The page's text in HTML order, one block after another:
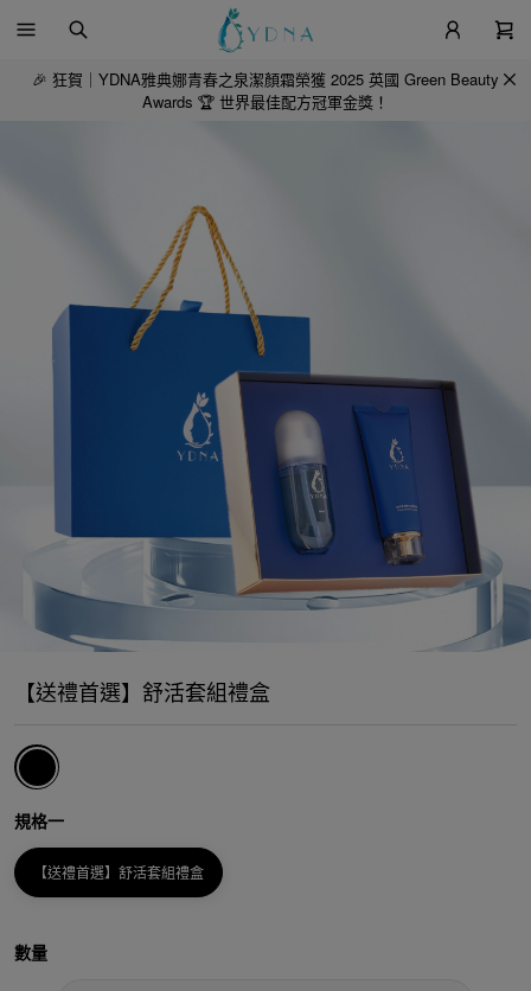
🎉 狂賀｜YDNA雅典娜青春之泉潔顏霜榮獲 2025 英國 Green Beauty
Awards 🏆 世界最佳配方冠軍金獎！
【送禮首選】舒活套組禮盒
規格一
【送禮首選】舒活套組禮盒
數量